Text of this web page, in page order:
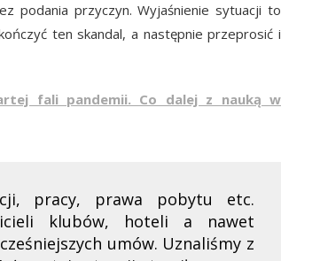
podania przyczyn. Wyjaśnienie sytuacji to
ten skandal, a następnie przeprosić i
fali pandemii. Co dalej z nauką w
pracy, prawa pobytu etc.
klubów, hoteli a nawet
umów. Uznaliśmy z